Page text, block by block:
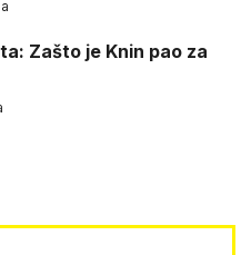
Zašto je Knin pao za